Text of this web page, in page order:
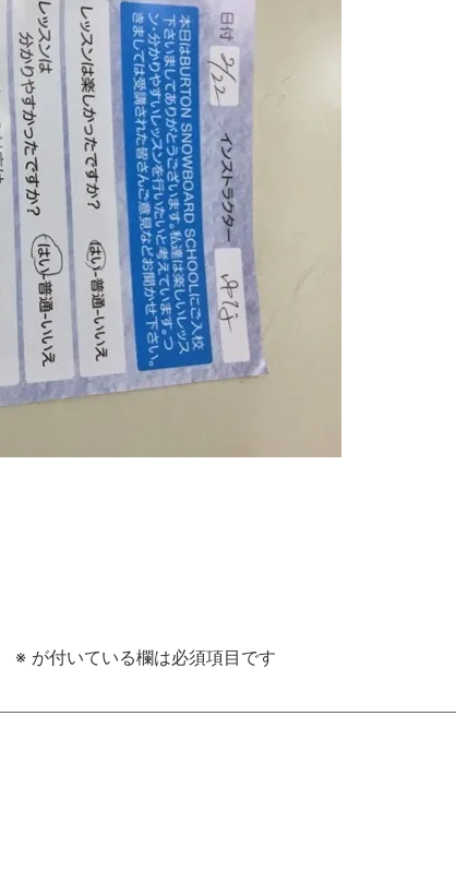
※ が付いている欄は必須項目です